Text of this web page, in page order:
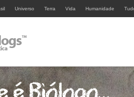
Universo Terra Vida Humanidade
de ferramentas